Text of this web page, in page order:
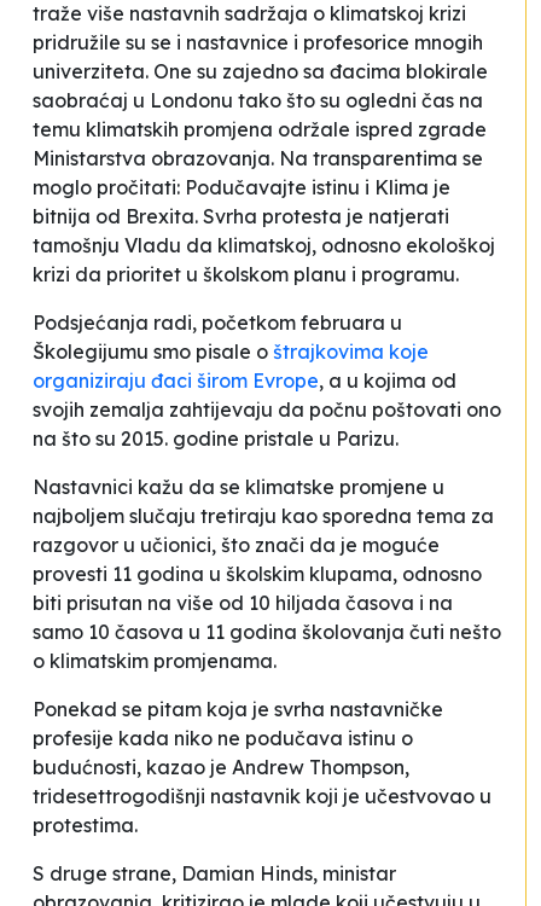
traže više nastavnih sadržaja o klimatskoj krizi
pridružile su se i nastavnice i profesorice mnogih
univerziteta. One su zajedno sa đacima blokirale
saobraćaj u Londonu tako što su ogledni čas na
temu klimatskih promjena održale ispred zgrade
Ministarstva obrazovanja. Na transparentima se
moglo pročitati: Podučavajte istinu i Klima je
bitnija od Brexita. Svrha protesta je natjerati
tamošnju Vladu da klimatskoj, odnosno ekološkoj
krizi da prioritet u školskom planu i programu.
Podsjećanja radi, početkom februara u
Školegijumu smo pisale o štrajkovima koje
organiziraju đaci širom Evrope, a u kojima od
svojih zemalja zahtijevaju da počnu poštovati ono
na što su 2015. godine pristale u Parizu.
Nastavnici kažu da se klimatske promjene u
najboljem slučaju tretiraju kao sporedna tema za
razgovor u učionici, što znači da je moguće
provesti 11 godina u školskim klupama, odnosno
biti prisutan na više od 10 hiljada časova i na
samo 10 časova u 11 godina školovanja čuti nešto
o klimatskim promjenama.
Ponekad se pitam koja je svrha nastavničke
profesije kada niko ne podučava istinu o
budućnosti, kazao je Andrew Thompson,
tridesettrogodišnji nastavnik koji je učestvovao u
protestima.
S druge strane, Damian Hinds, ministar